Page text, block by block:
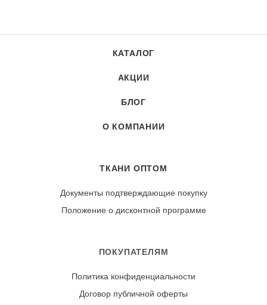
КАТАЛОГ
АКЦИИ
БЛОГ
О КОМПАНИИ
ТКАНИ ОПТОМ
Документы подтверждающие покупку
Положение о дисконтной программе
ПОКУПАТЕЛЯМ
Политика конфиденциальности
Договор публичной оферты